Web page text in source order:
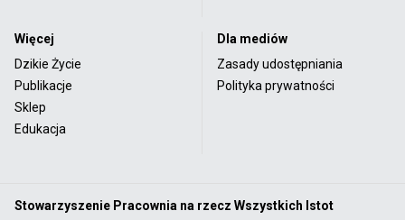
Więcej
Dzikie Życie
Publikacje
Sklep
Edukacja
Dla mediów
Zasady udostępniania
Polityka prywatności
Stowarzyszenie Pracownia na rzecz Wszystkich Istot